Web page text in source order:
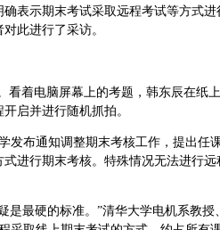
表示期末考试采取远程考试等方式
此进行了采访。
看着电脑屏幕上的考题，韩东辰在纸
启并进行随机抓拍。
发布通知调整期末考核工作，提出任
进行期末考核。特殊情况无法进行
是最硬的标准。”清华大学电机系教